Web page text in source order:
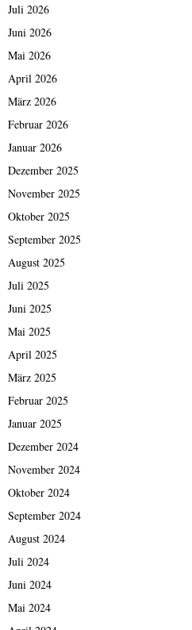
Juli 2026
Juni 2026
Mai 2026
April 2026
März 2026
Februar 2026
Januar 2026
Dezember 2025
November 2025
Oktober 2025
September 2025
August 2025
Juli 2025
Juni 2025
Mai 2025
April 2025
März 2025
Februar 2025
Januar 2025
Dezember 2024
November 2024
Oktober 2024
September 2024
August 2024
Juli 2024
Juni 2024
Mai 2024